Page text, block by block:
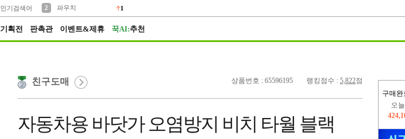
인기검색어
2
파우치
1
기획전 판촉관 이벤트&제휴 꾹AI:추천
구매완
오
상품번호 : 65596195 랭킹점수 : 5,822점
친구도매
자동차용 바닷가 오염방지 비치 타월 블랙